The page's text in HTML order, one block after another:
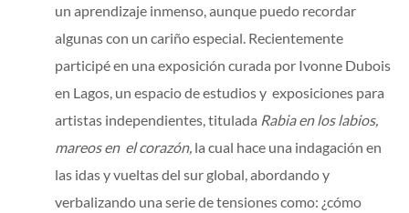
un aprendizaje inmenso, aunque puedo recordar
algunas con un cariño especial. Recientemente
participé en una exposición curada por Ivonne Dubois
en Lagos, un espacio de estudios y exposiciones para
artistas independientes, titulada Rabia en los labios,
mareos en el corazón, la cual hace una indagación en
las idas y vueltas del sur global, abordando y
verbalizando una serie de tensiones como: ¿cómo